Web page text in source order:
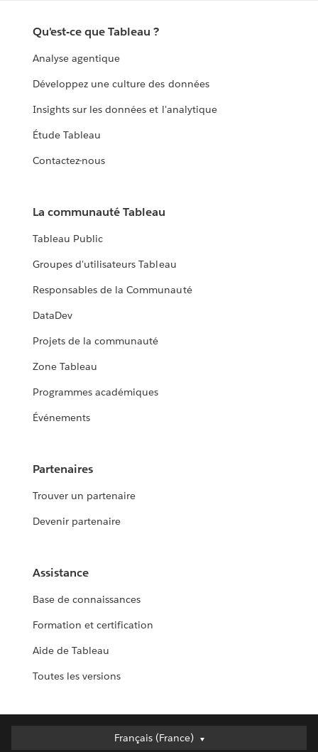
Qu'est-ce que Tableau ?
Analyse agentique
Développez une culture des données
Insights sur les données et l'analytique
Étude Tableau
Contactez-nous
La communauté Tableau
Tableau Public
Groupes d'utilisateurs Tableau
Responsables de la Communauté
DataDev
Projets de la communauté
Zone Tableau
Programmes académiques
Événements
Partenaires
Trouver un partenaire
Devenir partenaire
Assistance
Base de connaissances
Formation et certification
Aide de Tableau
Toutes les versions
Français (France)
Français (France)